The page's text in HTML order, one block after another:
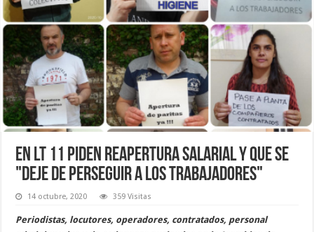
En LT 11 piden reapertura salarial y que se
"deje de perseguir a los trabajadores"
14 octubre, 2020 359 Visitas
Periodistas, locutores, operadores, contratados, personal